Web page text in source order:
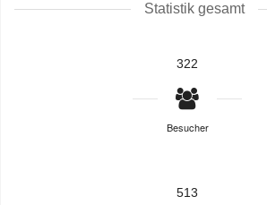
Statistik gesamt
322
Besucher
513